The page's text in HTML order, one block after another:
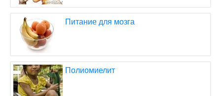
Питание для мозга
Полиомиелит